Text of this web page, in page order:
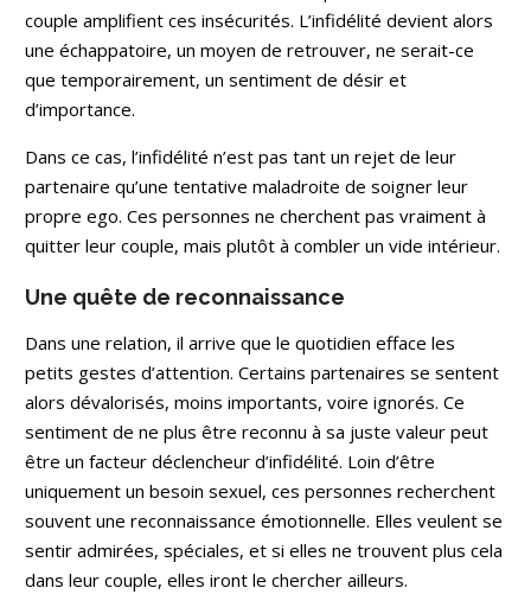
authenticité. Si
explorer ce que
l’avenir vous
suis prête à vous
accueillir."😊
couple amplifient ces insécurités. L’infidélité devient alors
une échappatoire, un moyen de retrouver, ne serait-ce
que temporairement, un sentiment de désir et
d’importance.
Dans ce cas, l’infidélité n’est pas tant un rejet de leur
partenaire qu’une tentative maladroite de soigner leur
propre ego. Ces personnes ne cherchent pas vraiment à
quitter leur couple, mais plutôt à combler un vide intérieur.
Une quête de reconnaissance
Dans une relation, il arrive que le quotidien efface les
petits gestes d’attention. Certains partenaires se sentent
alors dévalorisés, moins importants, voire ignorés. Ce
sentiment de ne plus être reconnu à sa juste valeur peut
être un facteur déclencheur d’infidélité. Loin d’être
uniquement un besoin sexuel, ces personnes recherchent
souvent une reconnaissance émotionnelle. Elles veulent se
sentir admirées, spéciales, et si elles ne trouvent plus cela
dans leur couple, elles iront le chercher ailleurs.